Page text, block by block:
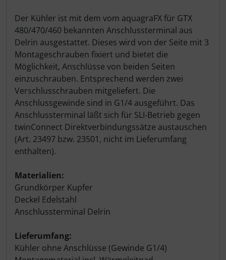
Der Kühler ist mit dem vom aquagraFX für GTX
480/470/460 bekannten Anschlussterminal aus
Delrin ausgestattet. Dieses wird von der Seite mit 3
Montageschrauben fixiert und bietet die
Möglichkeit, Anschlüsse von beiden Seiten
einzuschrauben. Entsprechend werden zwei
Verschlusschrauben mitgeliefert. Die
Anschlussgewinde sind in G1/4 ausgeführt. Das
Anschlussterminal läßt sich für SLI-Betrieb gegen
twinConnect Direktverbindungssätze austauschen
(Art. 23497 bzw. 23501, nicht im Lieferumfang
enthalten).
Materialien:
Grundkörper Kupfer
Deckel Edelstahl
Anschlussterminal Delrin
Lieferumfang:
Kühler ohne Anschlüsse (Gewinde G1/4)